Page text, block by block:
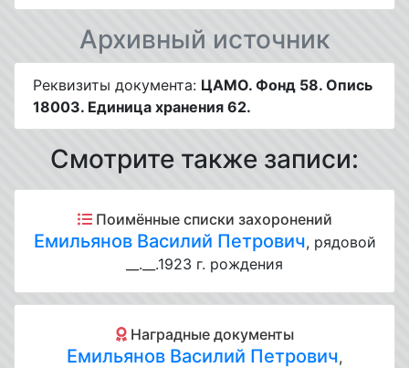
Архивный источник
Реквизиты документа: ЦАМО. Фонд 58. Опись
18003. Единица хранения 62.
Смотрите также записи:
Поимённые списки захоронений
Емильянов Василий Петрович, рядовой
__.__.1923 г. рождения
Наградные документы
Емильянов Василий Петрович,